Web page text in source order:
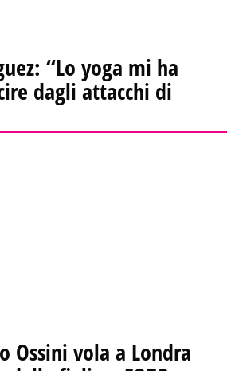
“Lo yoga mi ha
dagli attacchi di
Ossini vola a Londra